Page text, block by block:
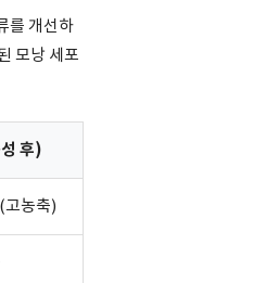
를 개선하
모낭 세포
후)
고농축)